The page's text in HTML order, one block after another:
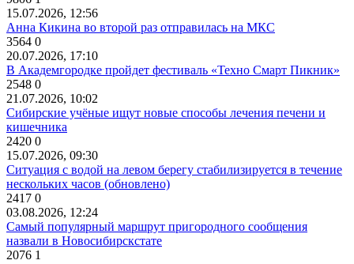
15.07.2026, 12:56
Анна Кикина во второй раз отправилась на МКС
3564 0
20.07.2026, 17:10
В Академгородке пройдет фестиваль «Техно Смарт Пикник»
2548 0
21.07.2026, 10:02
Сибирские учёные ищут новые способы лечения печени и
кишечника
2420 0
15.07.2026, 09:30
Ситуация с водой на левом берегу стабилизируется в течение
нескольких часов (обновлено)
2417 0
03.08.2026, 12:24
Самый популярный маршрут пригородного сообщения
назвали в Новосибирскстате
2076 1